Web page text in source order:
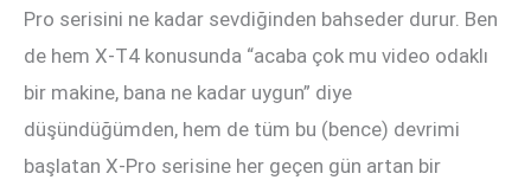
Pro serisini ne kadar sevdiğinden bahseder durur. Ben
de hem X-T4 konusunda “acaba çok mu video odaklı
bir makine, bana ne kadar uygun” diye
düşündüğümden, hem de tüm bu (bence) devrimi
başlatan X-Pro serisine her geçen gün artan bir